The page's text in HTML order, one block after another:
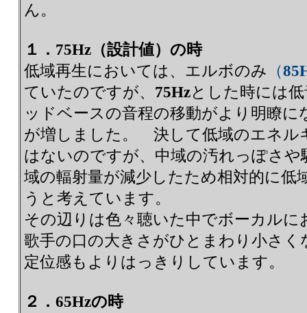
ん。
１．75Hz（設計値）の時
低域再生においては、エルボのみ （
ていたのですが、 75Hzとした時には
ッドベースの音程の移動がより明瞭
が増しました。 決して低域のエネル
はないのですが、中域の汚れっぽさ
域の輻射量が減少したため相対的に低
うと考えています。
その辺りは色々聴いた中でボーカル
歌手の口の大きさがひとまわり小さ
定位感もよりはっきりしています。
２．65Hzの時